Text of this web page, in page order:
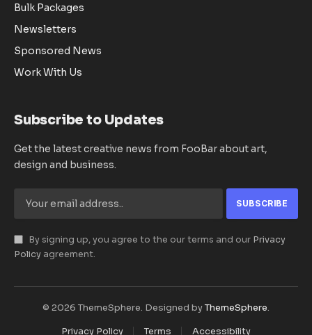
Bulk Packages
Newsletters
Sponsored News
Work With Us
Subscribe to Updates
Get the latest creative news from FooBar about art,
design and business.
By signing up, you agree to the our terms and our Privacy
Policy agreement.
© 2026 ThemeSphere. Designed byThemeSphere.
Privacy Policy
Terms Accessibility